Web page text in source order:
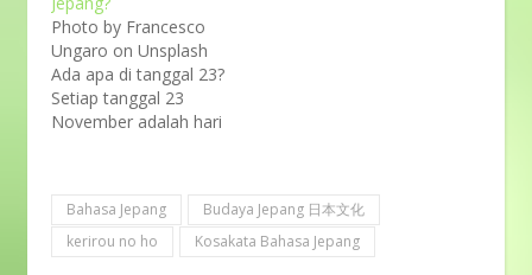
Photo by Francesco
Ungaro on Unsplash
Ada apa di tanggal 23?
Setiap tanggal 23
November adalah hari
(kinrou kansha no hi),
hari dimana untuk
Bahasa Jepang
Budaya Jepang 日本文化
kerirou no ho
Kosakata Bahasa Jepang